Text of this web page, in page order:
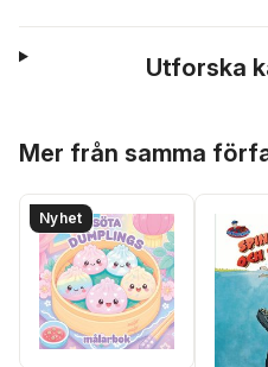
Utforska
Mer från samma
Nyhet